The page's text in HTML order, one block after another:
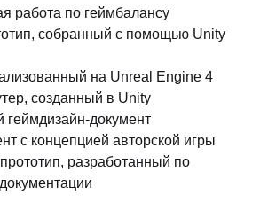
работа по геймбалансу
собранный с помощью Unity
на Unreal Engine 4
созданный в Unity
документ
с концепцией авторской игры
разработанный по